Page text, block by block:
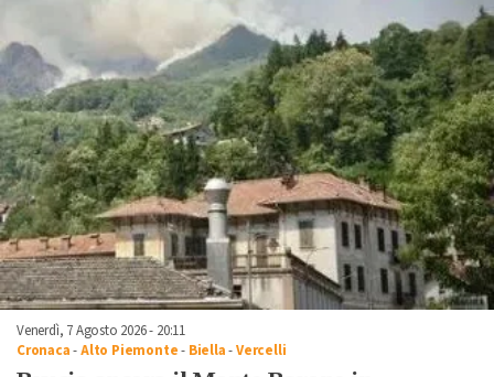
Venerdì, 7 Agosto 2026 - 20:11
Cronaca-Alto Piemonte- Biella-Vercelli